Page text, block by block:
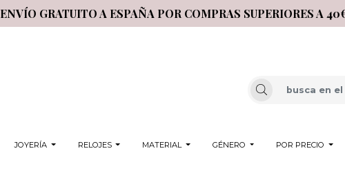
ENVÍO GRATUITO A ESPAÑA POR COMPRAS SUPERIORES A
JOYERÍA RELOJES MATERIAL GÉNERO POR PRECIO